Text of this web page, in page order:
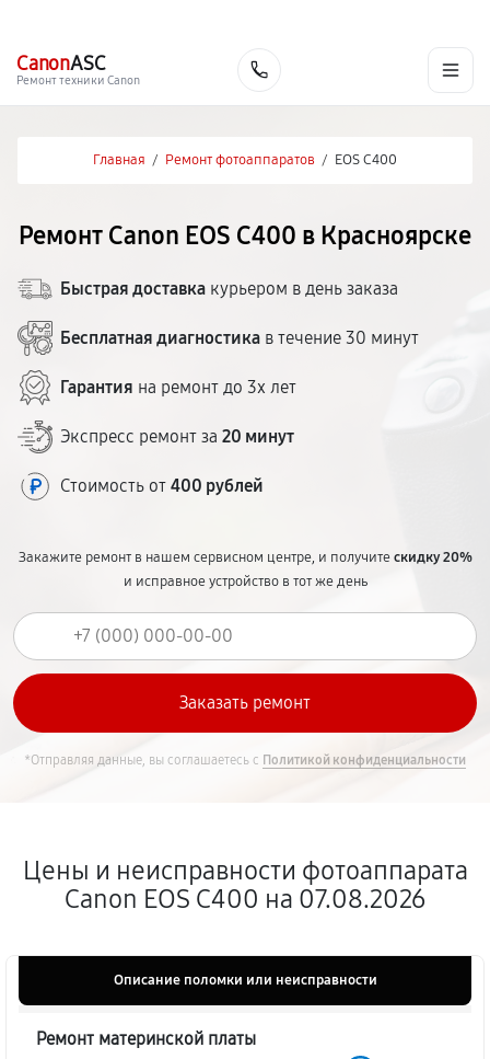
CanonASC
Ремонт техники Canon
Главная / Ремонт фотоаппаратов / EOS C400
Ремонт Canon EOS C400 в Красноярске
Быстрая доставка курьером в день заказа
Бесплатная диагностика в течение 30 минут
Гарантия на ремонт до 3х лет
Экспресс ремонт за 20 минут
Стоимость от 400 рублей
Закажите ремонт в нашем сервисном центре, и получитескидку 20%
и исправное устройство в тот же день
*Отправляя данные, вы соглашаетесь с Политикой конфиденциальности
Цены и неисправности фотоаппарата
Canon EOS C400 на 07.08.2026
Описание поломки или неисправности
Ремонт материнской платы